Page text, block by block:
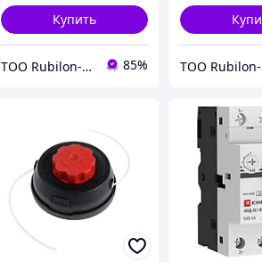
Купить
ТОО Rubilon-поставщик №1 85%